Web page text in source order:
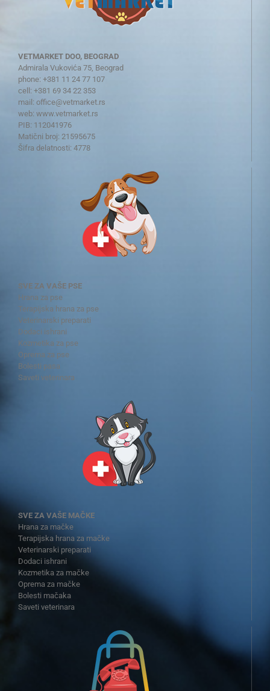
VETMARKET DOO, BEOGRAD
Admirala Vukovića 75, Beograd
phone: +381 11 24 77 107
cell: +381 69 34 22 353
mail: office@vetmarket.rs
web: www.vetmarket.rs
PIB: 112041976
Matični broj: 21595675
Šifra delatnosti: 4778
SVE ZA VAŠE PSE
Hrana za pse
Terapijska hrana za pse
Veterinarski preparati
Dodaci ishrani
Kozmetika za pse
Oprema za pse
Bolesti pasa
Saveti veterinara
SVE ZA VAŠE MAČKE
Hrana za mačke
Terapijska hrana za mačke
Veterinarski preparati
Dodaci ishrani
Kozmetika za mačke
Oprema za mačke
Bolesti mačaka
Saveti veterinara